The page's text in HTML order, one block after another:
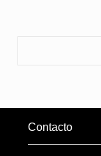
Contacto